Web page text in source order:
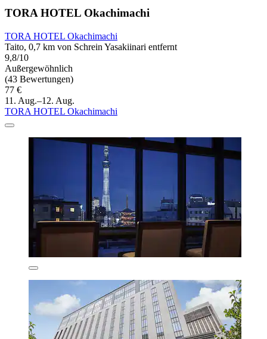
TORA HOTEL Okachimachi
TORA HOTEL Okachimachi
Taito, 0,7 km von Schrein Yasakiinari entfernt
9,8/10
Außergewöhnlich
(43 Bewertungen)
77 €
11. Aug.–12. Aug.
TORA HOTEL Okachimachi